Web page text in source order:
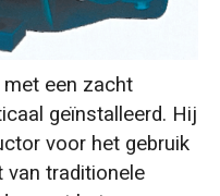
een zacht
geïnstalleerd. Hij
voor het gebruik
traditionele